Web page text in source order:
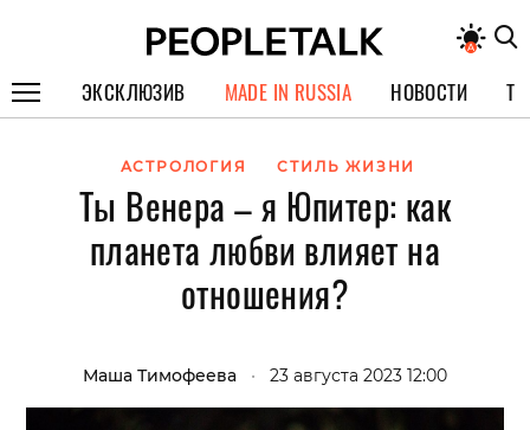
ЭКСКЛЮЗИВ
СПЕЦПРОЕКТЫ
ИНТЕРВЬЮ
ПОКОЛЕНИЕ
MADE IN RUSSIA НОВОСТИ
АСТРОЛОГИЯ СТИЛЬ ЖИЗНИ
Ты Венера – я Юпитер: как
планета любви влияет на
отношения?
Маша Тимофеева • 23 августа 2023 12:00